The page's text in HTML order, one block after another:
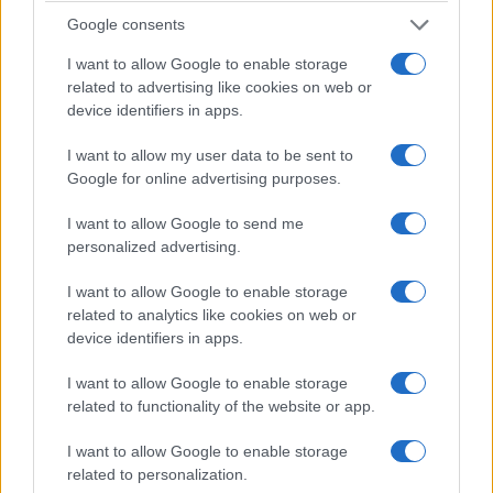
Google consents
I want to allow Google to enable storage
related to advertising like cookies on web or
device identifiers in apps.
I want to allow my user data to be sent to
Google for online advertising purposes.
I want to allow Google to send me
personalized advertising.
I want to allow Google to enable storage
related to analytics like cookies on web or
device identifiers in apps.
I want to allow Google to enable storage
related to functionality of the website or app.
I want to allow Google to enable storage
related to personalization.
ΑΘΛΗΤΙΚΆ
φετινούς
Πρωταθλητές του ΓΑΣ
Εορδαίας: Κατερίνα
Φαρμάκη
ΠΡΟΤΆΣΕΙΣ
φυλλάδιο προσφορών
του super market
ΕΔΕΜ στην
τιμής!
5 Αυγούστου 2026, 7:38 μμ